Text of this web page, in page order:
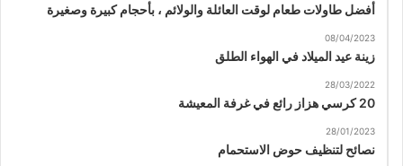
أفضل طاولات طعام لوقت العائلة والولائم ، بأحجام كبيرة وصغيرة
08/04/2023
زينة عيد الميلاد في الهواء الطلق
28/03/2022
20 كرسي هزاز رائع في غرفة المعيشة
28/01/2023
نصائح لتنظيف حوض الاستحمام